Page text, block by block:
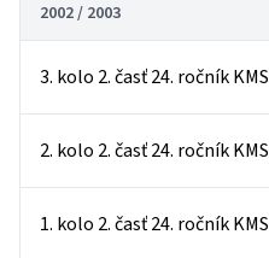
2002 / 2003
3. kolo 2. časť 24. ročník KMS
2. kolo 2. časť 24. ročník KMS
1. kolo 2. časť 24. ročník KMS